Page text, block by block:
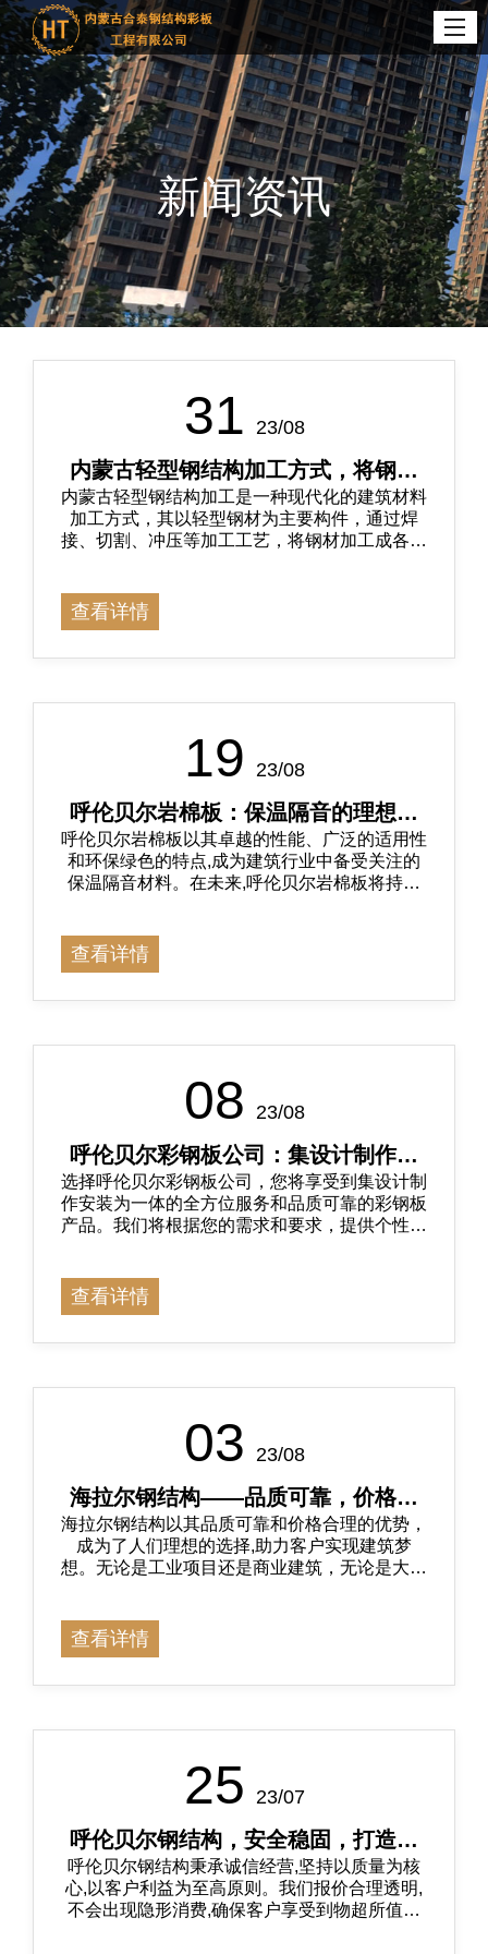
新闻资讯
31 23/08
内蒙古轻型钢结构加工方式，将钢材
加工成各种形状和尺寸的构件，用于
建筑物的搭建！
内蒙古轻型钢结构加工是一种现代化的建筑材料
加工方式，其以轻型钢材为主要构件，通过焊
接、切割、冲压等加工工艺，将钢材加工成各种
查看详情
19 23/08
​呼伦贝尔岩棉板：保温隔音的理想之
选
呼伦贝尔岩棉板以其卓越的性能、广泛的适用性
和环保绿色的特点,成为建筑行业中备受关注的
保温隔音材料。在未来,呼伦贝尔岩棉板将持续
查看详情
08 23/08
呼伦贝尔彩钢板公司：集设计制作安
装为一体，品质可靠
选择呼伦贝尔彩钢板公司，您将享受到集设计制
作安装为一体的全方位服务和品质可靠的彩钢板
产品。我们将根据您的需求和要求，提供个性化
查看详情
03 23/08
海拉尔钢结构——品质可靠，价格合
理的理想选择
海拉尔钢结构以其品质可靠和价格合理的优势，
成为了人们理想的选择,助力客户实现建筑梦
想。无论是工业项目还是商业建筑，无论是大型
查看详情
25 23/07
呼伦贝尔钢结构，安全稳固，打造坚
固建筑之选
呼伦贝尔钢结构秉承诚信经营,坚持以质量为核
心,以客户利益为至高原则。我们报价合理透明,
不会出现隐形消费,确保客户享受到物超所值的